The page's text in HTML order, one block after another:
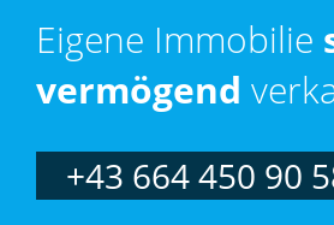
Eigene Immobilie
vermögend
+43 664 450 90